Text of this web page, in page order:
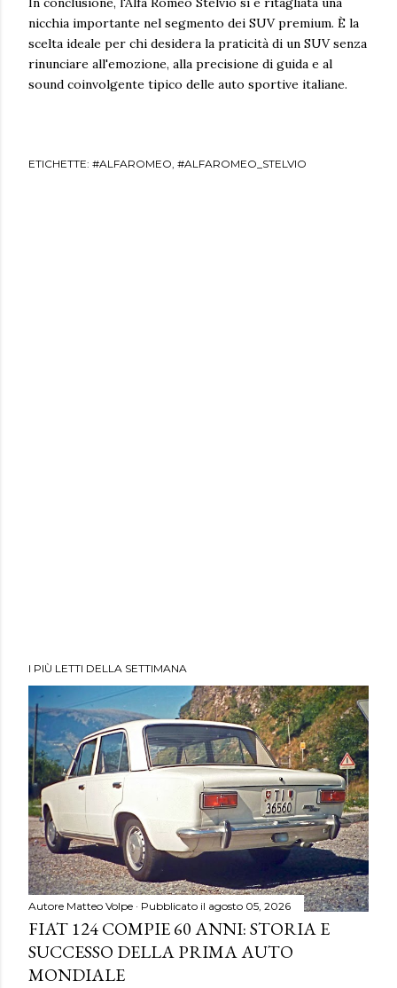
nicchia importante nel segmento dei SUV premium. È la
scelta ideale per chi desidera la praticità di un SUV senza
rinunciare all'emozione, alla precisione di guida e al
sound coinvolgente tipico delle auto sportive italiane.
ETICHETTE: #ALFAROMEO #ALFAROMEO_STELVIO
I PIÙ LETTI DELLA SETTIMANA
Autore Matteo Volpe Pubblicato il agosto 05, 2026
FIAT 124 COMPIE 60 ANNI: STORIA E
SUCCESSO DELLA PRIMA AUTO
MONDIALE